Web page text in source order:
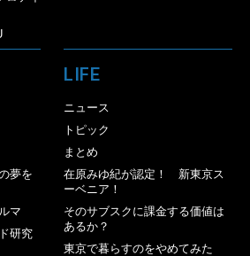
夢を
マ
研究
LIFE
ニュース
トピック
まとめ
在原みゆ紀が認定！ 新東京ス
ーベニア！
そのサブスクに課金する価値は
あるか？
東京で暮らすのをやめてみた